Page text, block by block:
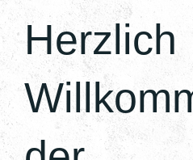
Herzlich